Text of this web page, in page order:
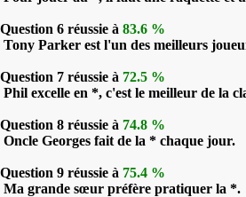
Question 6 réussie à 83.6 %
Tony Parker est l'un des meilleurs
Question 7 réussie à 72.5 %
Phil excelle en *, c'est le meilleur de la
Question 8 réussie à 74.8 %
Oncle Georges fait de la * chaque jour.
Question 9 réussie à 75.4 %
Ma grande sœur préfère pratiquer la *.